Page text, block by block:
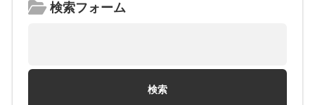
検索フォーム